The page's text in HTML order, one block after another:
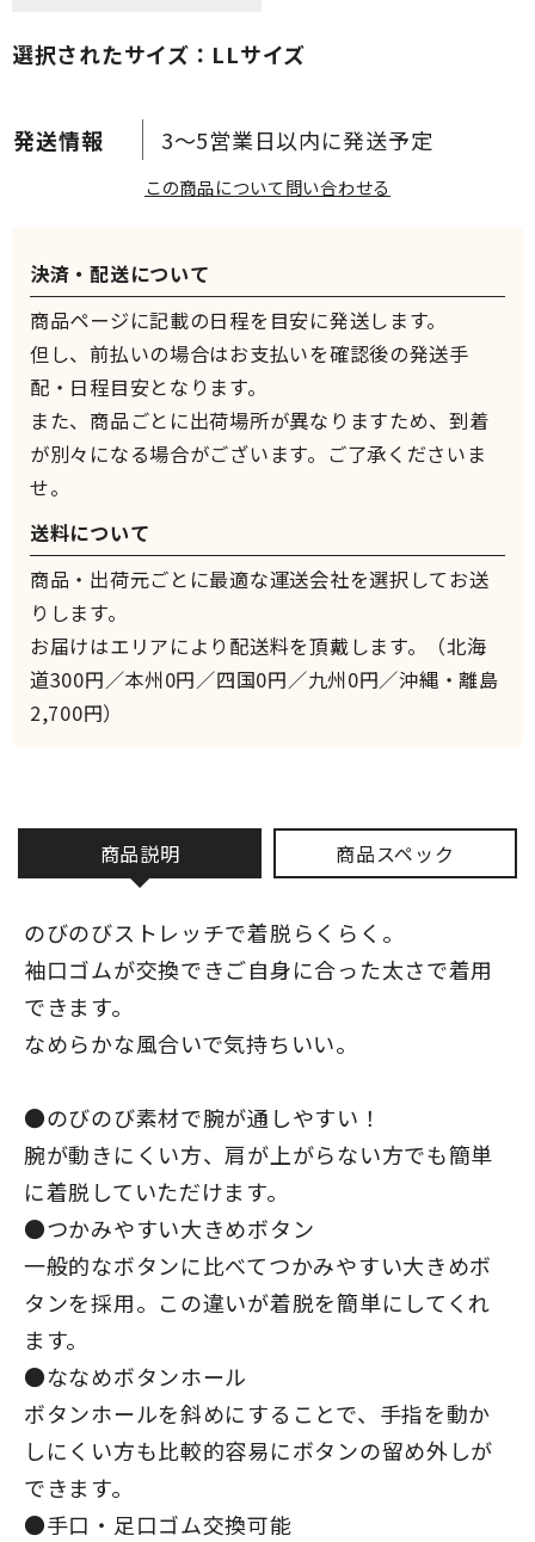
3～5営業日以内に発送予定
選択されたサイズ：LLサイズ
この商品について問い合わせる
商品説明 商品スペック
のびのびストレッチで着脱らくらく。
袖口ゴムが交換できご自身に合った太さで着用
できます。
なめらかな風合いで気持ちいい。
●のびのび素材で腕が通しやすい！
腕が動きにくい方、肩が上がらない方でも簡単
に着脱していただけます。
●つかみやすい大きめボタン
一般的なボタンに比べてつかみやすい大きめボ
タンを採用。この違いが着脱を簡単にしてくれ
ます。
●ななめボタンホール
ボタンホールを斜めにすることで、手指を動か
しにくい方も比較的容易にボタンの留め外しが
できます。
●手口・足口ゴム交換可能
決済・配送について
商品ページに記載の日程を目安に発送します。
但し、前払いの場合はお支払いを確認後の発送手
配・日程目安となります。
また、商品ごとに出荷場所が異なりますため、到着
が別々になる場合がございます。ご了承くださいま
せ。
送料について
商品・出荷元ごとに最適な運送会社を選択してお送
りします。
お届けはエリアにより配送料を頂戴します。（北海
道300円／本州0円／四国0円／九州0円／沖縄・離島
2,700円）